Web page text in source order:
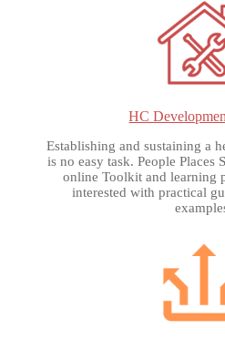
HC
Establishing and sustaining a
is no easy task. People Places
online Toolkit and learning
interested with practical